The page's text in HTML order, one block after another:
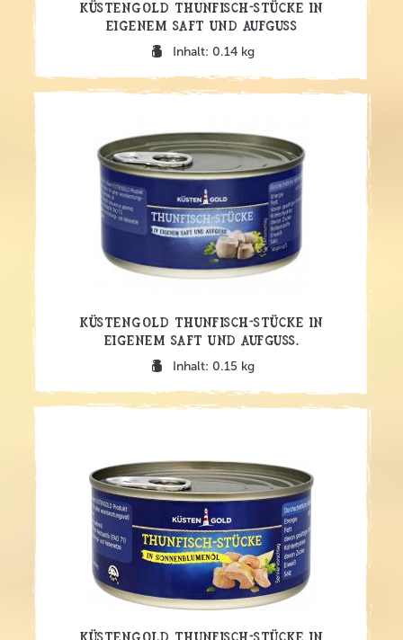
Küstengold Thunfisch-Stücke in
eigenem Saft und Aufguss
Inhalt: 0.14 kg
Küstengold Thunfisch-Stücke in
eigenem Saft und Aufguss.
Inhalt: 0.15 kg